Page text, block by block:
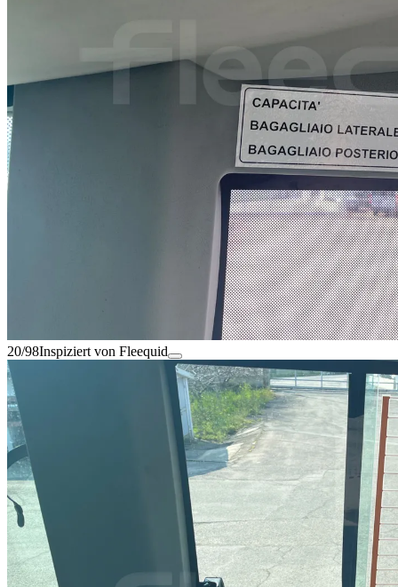
20/98Inspiziert von Fleequid